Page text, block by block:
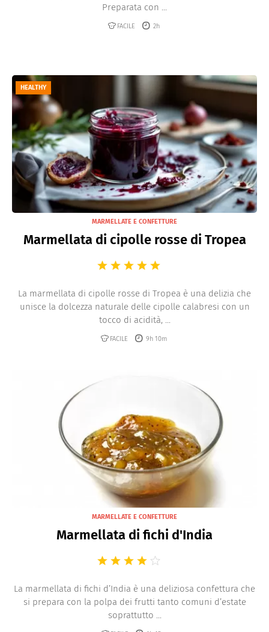
Preparata con ...
FACILE 2h
HEALTHY
MARMELLATE E CONFETTURE
Marmellata di cipolle rosse di Tropea
La marmellata di cipolle rosse di Tropea è una delizia che
unisce la dolcezza naturale delle cipolle calabresi con un
tocco di acidità, ...
FACILE 9h 10m
MARMELLATE E CONFETTURE
Marmellata di fichi d'India
La marmellata di fichi d’India è una deliziosa confettura che
si prepara con la polpa dei frutti tanto comuni d’estate
soprattutto ...